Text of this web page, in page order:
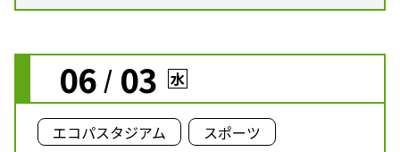
06 / 03 水
エコパスタジアム スポーツ